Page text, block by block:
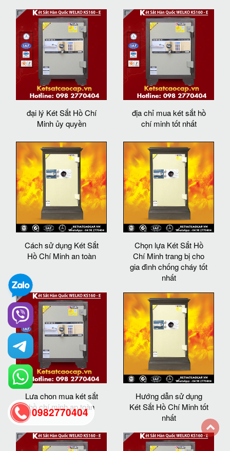
đại lý Két Sắt Hồ Chí
Minh ủy quyền
địa chỉ mua két sắt hồ
chí minh tốt nhất
Cách sử dụng Két Sắt
Hồ Chí Minh an toàn
Chọn lựa Két Sắt Hồ
Chí Minh trang bị cho
gia đình chống cháy tốt
nhất
Lựa chọn mua két sắt
hồ chí minh an toàn
Hướng dẫn sử dụng
Két Sắt Hồ Chí Minh tốt
nhất
0982770404